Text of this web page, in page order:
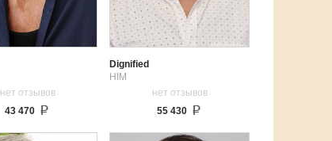
нет отзывов
43 470
Dignified
HIM
нет отзывов
55 430